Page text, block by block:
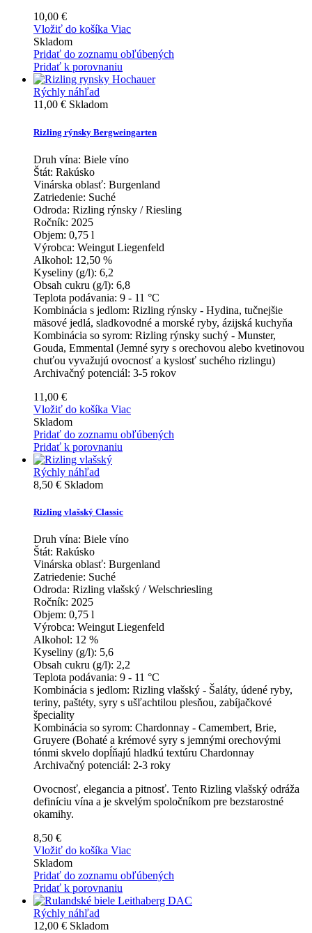
10,00 €
Vložiť do košíka Viac
Skladom
Pridať do zoznamu obľúbených
Pridať k porovnaniu
Rýchly náhľad
11,00 € Skladom
Rizling rýnsky Bergweingarten
Druh vína: Biele víno
Štát: Rakúsko
Vinárska oblasť: Burgenland
Zatriedenie: Suché
Odroda: Rizling rýnsky / Riesling
Ročník: 2025
Objem: 0,75 l
Výrobca: Weingut Liegenfeld
Alkohol: 12,50 %
Kyseliny (g/l): 6,2
Obsah cukru (g/l): 6,8
Teplota podávania: 9 - 11 °C
Kombinácia s jedlom: Rizling rýnsky - Hydina, tučnejšie
mäsové jedlá, sladkovodné a morské ryby, ázijská kuchyňa
Kombinácia so syrom: Rizling rýnsky suchý - Munster,
Gouda, Emmental (Jemné syry s orechovou alebo kvetinovou
chuťou vyvažujú ovocnosť a kyslosť suchého rizlingu)
Archivačný potenciál: 3-5 rokov
11,00 €
Vložiť do košíka Viac
Skladom
Pridať do zoznamu obľúbených
Pridať k porovnaniu
Rýchly náhľad
8,50 € Skladom
Rizling vlašský Classic
Druh vína: Biele víno
Štát: Rakúsko
Vinárska oblasť: Burgenland
Zatriedenie: Suché
Odroda: Rizling vlašský / Welschriesling
Ročník: 2025
Objem: 0,75 l
Výrobca: Weingut Liegenfeld
Alkohol: 12 %
Kyseliny (g/l): 5,6
Obsah cukru (g/l): 2,2
Teplota podávania: 9 - 11 °C
Kombinácia s jedlom: Rizling vlašský - Šaláty, údené ryby,
teriny, paštéty, syry s ušľachtilou plesňou, zabíjačkové
špeciality
Kombinácia so syrom: Chardonnay - Camembert, Brie,
Gruyere (Bohaté a krémové syry s jemnými orechovými
tónmi skvelo dopĺňajú hladkú textúru Chardonnay
Archivačný potenciál: 2-3 roky
Ovocnosť, elegancia a pitnosť. Tento Rizling vlašský odráža
definíciu vína a je skvelým spoločníkom pre bezstarostné
okamihy.
8,50 €
Vložiť do košíka Viac
Skladom
Pridať do zoznamu obľúbených
Pridať k porovnaniu
Rýchly náhľad
12,00 € Skladom